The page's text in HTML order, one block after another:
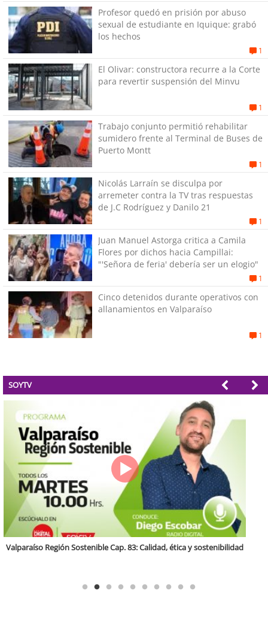
Profesor quedó en prisión por abuso
sexual de estudiante en Iquique: grabó
los hechos
1
El Olivar: constructora recurre a la Corte
para revertir suspensión del Minvu
1
Trabajo conjunto permitió rehabilitar
sumidero frente al Terminal de Buses de
Puerto Montt
1
Nicolás Larraín se disculpa por
arremeter contra la TV tras respuestas
de J.C Rodríguez y Danilo 21
1
Juan Manuel Astorga critica a Camila
Flores por dichos hacia Campillai:
"'Señora de feria' debería ser un elogio"
1
Cinco detenidos durante operativos con
allanamientos en Valparaíso
1
SOYTV